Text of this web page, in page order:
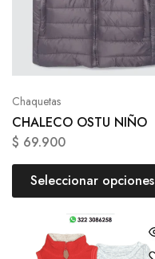
Chaquetas
CHALECO OSTU NIÑO
$ 69.900
Seleccionar opciones